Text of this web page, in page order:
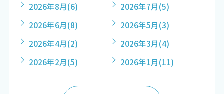
2026年8月(6) 2026年7月(5)
2026年6月(8) 2026年5月(3)
2026年4月(2) 2026年3月(4)
2026年2月(5) 2026年1月(11)